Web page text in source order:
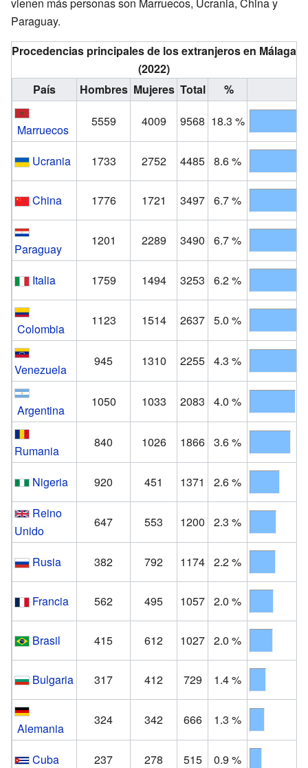
Paraguay.
Procedencias principales de los extranjeros en Málaga
(2022)
País
Hombres Mujeres Total %
Marruecos
5559 4009 9568 18.3 %
Ucrania 1733 2752 4485 8.6 %
China 1776 1721 3497 6.7 %
Paraguay
1201 2289 3490 6.7 %
Italia 1759 1494 3253 6.2 %
Colombia
1123 1514 2637 5.0 %
Venezuela
945 1310 2255 4.3 %
Argentina
1050 1033 2083 4.0 %
Rumania
840 1026 1866 3.6 %
Nigeria 920 451 1371
2.6 %
Reino
Unido
647 553 1200 2.3 %
Rusia 382 792 1174 2.2 %
Francia 562 495 1057 2.0 %
Brasil 415 612 1027 2.0 %
Bulgaria 317 412 729 1.4 %
Alemania
324 342 666 1.3 %
Cuba 237 278 515 0.9 %